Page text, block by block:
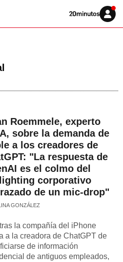
Volver
Iniciar
sesión
Roemmele, experto
sobre la demanda de
a los creadores de
"La respuesta de
es el colmo del
corporativo
de un mic-drop"
GONZÁLEZ
la compañía del iPhone
a la creadora de ChatGPT de
de información
de antiguos empleados,